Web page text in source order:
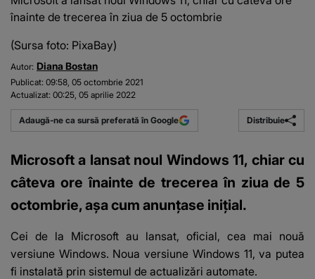
înainte de trecerea în ziua de 5 octombrie
(Sursa foto: PixaBay)
Autor: Diana Bostan
Publicat: 09:58, 05 octombrie 2021
Actualizat: 00:25, 05 aprilie 2022
Adaugă-ne ca sursă preferată în Google Distribuie
Microsoft a lansat noul Windows 11, chiar cu
câteva ore înainte de trecerea în ziua de 5
octombrie, aşa cum anunţase iniţial.
Cei de la Microsoft au lansat, oficial, cea mai nouă
versiune Windows. Noua versiune Windows 11, va putea
fi instalată prin sistemul de actualizări automate.